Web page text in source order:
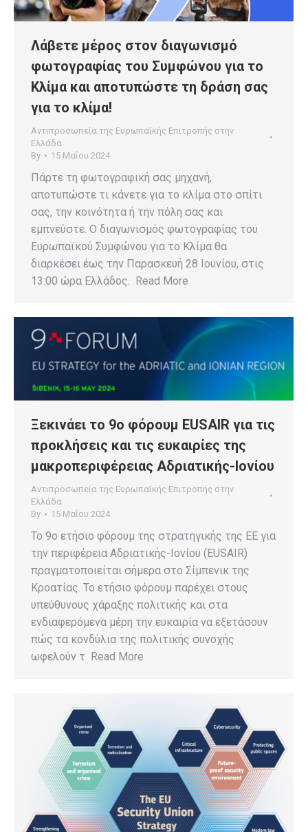
Λάβετε μέρος στον διαγωνισμό
φωτογραφίας του Συμφώνου για το
Κλίμα και αποτυπώστε τη δράση σας
για το κλίμα!
Αντιπροσωπεία της Ευρωπαϊκής Επιτροπής στην
Ελλάδα
By
15 Μαΐου 2024
Πάρτε τη φωτογραφική σας μηχανή,
αποτυπώστε τι κάνετε για το κλίμα στο σπίτι
σας, την κοινότητα ή την πόλη σας και
εμπνεύστε. Ο διαγωνισμός φωτογραφίας του
Ευρωπαϊκού Συμφώνου για το Κλίμα θα
διαρκέσει έως την Παρασκευή 28 Ιουνίου, στις
13:00 ώρα Ελλάδος. Read More
Ξεκινάει το 9ο φόρουμ EUSAIR για τις
προκλήσεις και τις ευκαιρίες της
μακροπεριφέρειας Αδριατικής-Ιονίου
Αντιπροσωπεία της Ευρωπαϊκής Επιτροπής στην
Ελλάδα
By
15 Μαΐου 2024
Το 9ο ετήσιο φόρουμ της στρατηγικής της ΕΕ για
την περιφέρεια Αδριατικής-Ιονίου (EUSAIR)
πραγματοποιείται σήμερα στο Σίμπενικ της
Κροατίας. Το ετήσιο φόρουμ παρέχει στους
υπεύθυνους χάραξης πολιτικής και στα
ενδιαφερόμενα μέρη την ευκαιρία να εξετάσουν
πώς τα κονδύλια της πολιτικής συνοχής
ωφελούν τ Read More